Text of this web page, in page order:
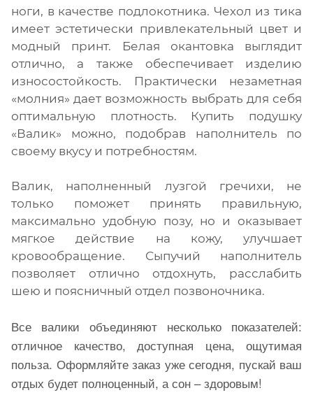
ноги, в качестве подлокотника. Чехол из тика
имеет эстетически привлекательный цвет и
модный принт. Белая окантовка выглядит
отлично, а также обеспечивает изделию
износостойкость. Практически незаметная
«молния» дает возможность выбрать для себя
оптимальную плотность. Купить подушку
«Валик» можно, подобрав наполнитель по
своему вкусу и потребностям.
Валик, наполненный лузгой гречихи, не
только поможет принять правильную,
максимально удобную позу, но и оказывает
мягкое действие на кожу, улучшает
кровообращение. Сыпучий наполнитель
позволяет отлично отдохнуть, расслабить
шею и поясничный отдел позвоночника.
Все валики объединяют несколько показателей:
отличное качество, доступная цена, ощутимая
польза. Оформляйте заказ уже сегодня, пускай ваш
отдых будет полноценный, а сон – здоровым!